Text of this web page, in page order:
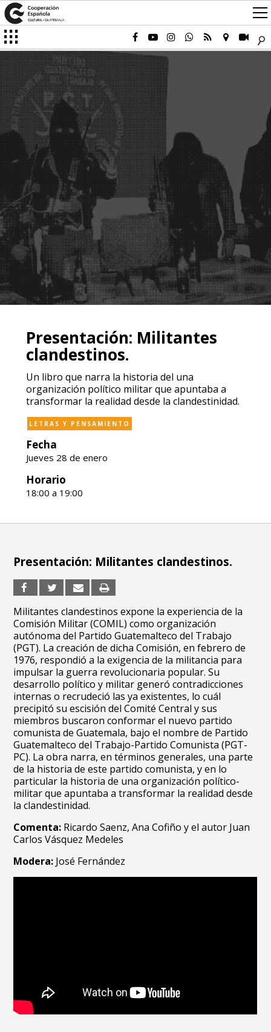
Presentación: Militantes
clandestinos.
Un libro que narra la historia del una
organización político militar que apuntaba a
transformar la realidad desde la clandestinidad.
LETRAS Y PENSAMIENTO
Fecha
Jueves 28 de enero
Horario
18:00 a 19:00
Presentación: Militantes clandestinos.
Militantes clandestinos expone la experiencia de la
Comisión Militar (COMIL) como organización
autónoma del Partido Guatemalteco del Trabajo
(PGT). La creación de dicha Comisión, en febrero de
1976, respondió a la exigencia de la militancia para
impulsar la guerra revolucionaria popular. Su
desarrollo político y militar generó contradicciones
internas o recrudeció las ya existentes, lo cuál
precipitó su escisión del Comité Central y sus
miembros buscaron conformar el nuevo partido
comunista de Guatemala, bajo el nombre de Partido
Guatemalteco del Trabajo-Partido Comunista (PGT-
PC). La obra narra, en términos generales, una parte
de la historia de este partido comunista, y en lo
particular la historia de una organización político-
militar que apuntaba a transformar la realidad desde
la clandestinidad.
Comenta: Ricardo Saenz, Ana Cofiño y el autor Juan
Carlos Vásquez Medeles
Modera: José Fernández